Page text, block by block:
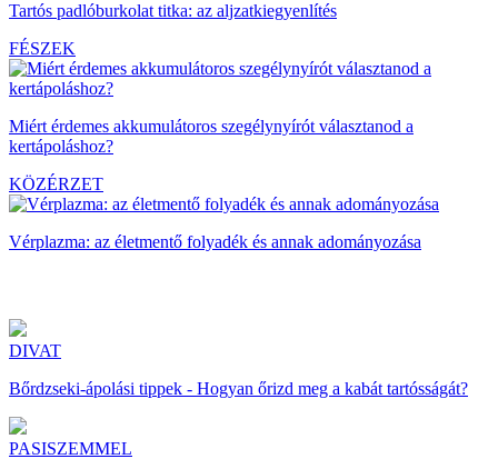
Tartós padlóburkolat titka: az aljzatkiegyenlítés
FÉSZEK
Miért érdemes akkumulátoros szegélynyírót választanod a
kertápoláshoz?
KÖZÉRZET
Vérplazma: az életmentő folyadék és annak adományozása
DIVAT
Bőrdzseki-ápolási tippek - Hogyan őrizd meg a kabát tartósságát?
PASISZEMMEL